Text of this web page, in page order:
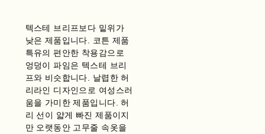
텍스테 브리프보다 밑위가
낮은 제품입니다. 코튼 제품
특유의 편안한 착용감으로
엉덩이 파임은 텍스테 브리
프와 비슷합니다. 날렵한 허
리라인 디자인으로 여성스러
움을 가미한 제품입니다. 허
리 선이 얇게 빠진 제품이지
만 오랫동안 고무줄 속옷을